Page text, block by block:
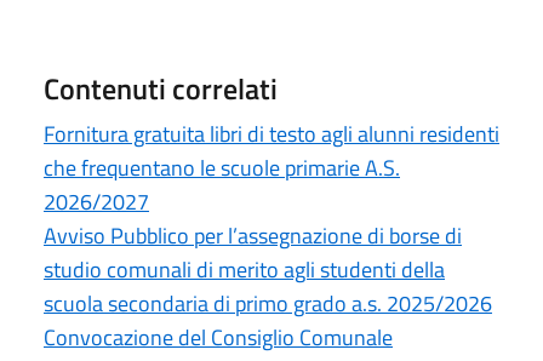
Contenuti correlati
Fornitura gratuita libri di testo agli alunni residenti
che frequentano le scuole primarie A.S.
2026/2027
Avviso Pubblico per l’assegnazione di borse di
studio comunali di merito agli studenti della
scuola secondaria di primo grado a.s. 2025/2026
Convocazione del Consiglio Comunale